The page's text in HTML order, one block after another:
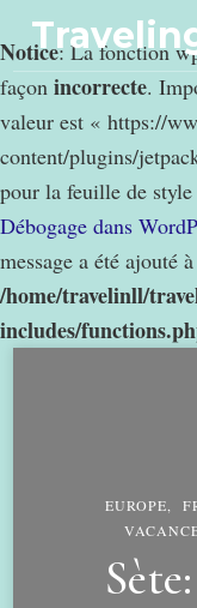
Notice: La fonction
façon incorrecte.
valeur est « https://
content/plugins/
pour la feuille de
Débogage dans
message a été ajouté
/home/travelinll/
includes/
EUROPE